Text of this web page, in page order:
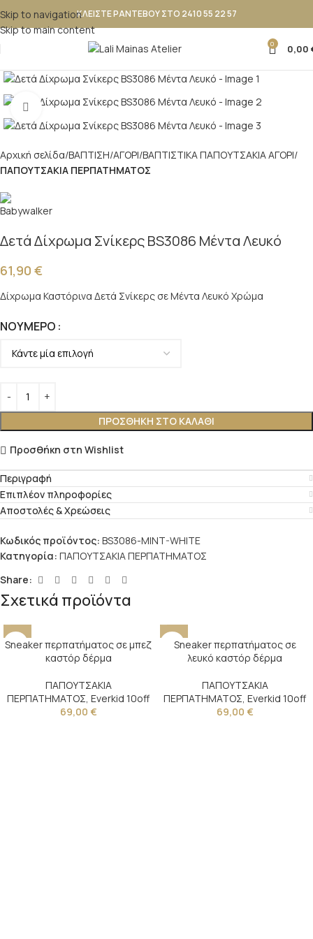
Skip to navigation
Skip to main content
ΚΛΕΙΣΤΕ ΡΑΝΤΕΒΟΥ ΣΤΟ 2410 55 22 57
0 0,00
Κλικ για μεγέθυνση
Αρχική σελίδα ΒΑΠΤΙΣΗ ΑΓΟΡΙ ΒΑΠΤΙΣΤΙΚΑ ΠΑΠΟΥΤΣAKIA ΑΓΟΡΙ
ΠΑΠΟΥΤΣΑΚΙΑ ΠΕΡΠΑΤΗΜΑΤΟΣ
Δετά Δίχρωμα Σνίκερς BS3086 Μέντα Λευκό
61,90 €
Δίχρωμα Καστόρινα Δετά Σνίκερς σε Μέντα Λευκό Χρώμα
ΝΟΎΜΕΡΟ
ΠΡΟΣΘΉΚΗ ΣΤΟ ΚΑΛΆΘΙ
Προσθήκη στη Wishlist
Περιγραφή
Επιπλέον πληροφορίες
Αποστολές & Χρεώσεις
Κωδικός προϊόντος: BS3086-MINT-WHITE
Κατηγορία: ΠΑΠΟΥΤΣΑΚΙΑ ΠΕΡΠΑΤΗΜΑΤΟΣ
Share:
Σχετικά προϊόντα
Sneaker περπατήματος σε μπεζ
καστόρ δέρμα
ΠΑΠΟΥΤΣΑΚΙΑ
ΠΕΡΠΑΤΗΜΑΤΟΣ Everkid 10off
69,00 €
Sneaker περπατήματος σε
λευκό καστόρ δέρμα
ΠΑΠΟΥΤΣΑΚΙΑ
ΠΕΡΠΑΤΗΜΑΤΟΣ Everkid 10off
69,00 €